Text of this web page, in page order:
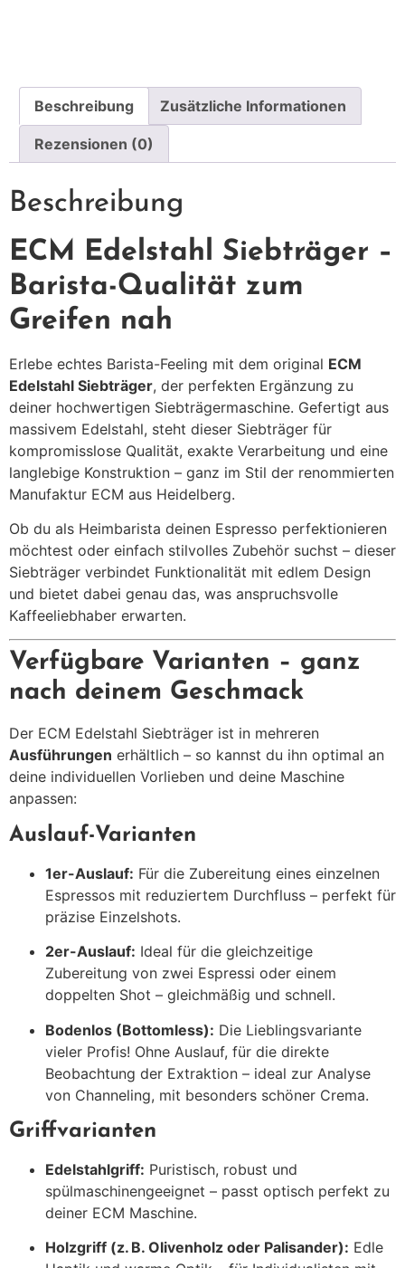
Beschreibung Zusätzliche Informationen
Rezensionen (0)
Beschreibung
ECM Edelstahl Siebträger –
Barista-Qualität zum
Greifen nah
Erlebe echtes Barista-Feeling mit dem original ECM
Edelstahl Siebträger, der perfekten Ergänzung zu
deiner hochwertigen Siebträgermaschine. Gefertigt aus
massivem Edelstahl, steht dieser Siebträger für
kompromisslose Qualität, exakte Verarbeitung und eine
langlebige Konstruktion – ganz im Stil der renommierten
Manufaktur ECM aus Heidelberg.
Ob du als Heimbarista deinen Espresso perfektionieren
möchtest oder einfach stilvolles Zubehör suchst – dieser
Siebträger verbindet Funktionalität mit edlem Design
und bietet dabei genau das, was anspruchsvolle
Kaffeeliebhaber erwarten.
Verfügbare Varianten – ganz
nach deinem Geschmack
Der ECM Edelstahl Siebträger ist in mehreren
Ausführungen erhältlich – so kannst du ihn optimal an
deine individuellen Vorlieben und deine Maschine
anpassen:
Auslauf-Varianten
1er-Auslauf: Für die Zubereitung eines einzelnen
Espressos mit reduziertem Durchfluss – perfekt für
präzise Einzelshots.
2er-Auslauf: Ideal für die gleichzeitige
Zubereitung von zwei Espressi oder einem
doppelten Shot – gleichmäßig und schnell.
Bodenlos (Bottomless): Die Lieblingsvariante
vieler Profis! Ohne Auslauf, für die direkte
Beobachtung der Extraktion – ideal zur Analyse
von Channeling, mit besonders schöner Crema.
Griffvarianten
Edelstahlgriff: Puristisch, robust und
spülmaschinengeeignet – passt optisch perfekt zu
deiner ECM Maschine.
Holzgriff (z. B. Olivenholz oder Palisander): Edle